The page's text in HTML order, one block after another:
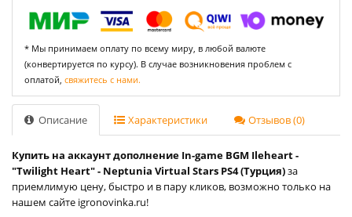
* Мы принимаем оплату по всему миру, в любой валюте
(конвертируется по курсу). В случае возникновения проблем с
оплатой, свяжитесь с нами.
Описание Характеристики Отзывов (0)
Купить на аккаунт дополнение In-game BGM Ileheart -
"Twilight Heart" - Neptunia Virtual Stars PS4 (Турция)за
приемлимую цену, быстро и в пару кликов, возможно только на
нашем сайте igronovinka.ru!